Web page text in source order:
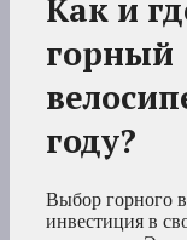
Как и
горный
году?
Выбор горного
инвестиция в